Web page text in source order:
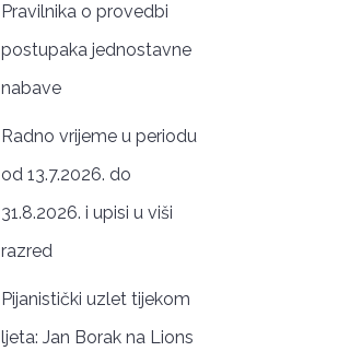
Pravilnika o provedbi
postupaka jednostavne
nabave
Radno vrijeme u periodu
od 13.7.2026. do
31.8.2026. i upisi u viši
razred
Pijanistički uzlet tijekom
ljeta: Jan Borak na Lions